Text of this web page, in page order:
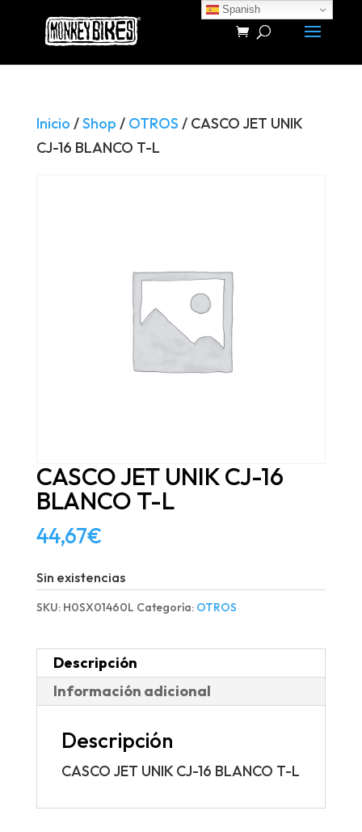
Búsqueda
productos
Inicio /Shop / OTROS / CASCO JET UNIK
CJ-16 BLANCO T-L
CASCO JET UNIK CJ-16
BLANCO T-L
44,67€
Sin existencias
SKU: H0SX01460L Categoría: OTROS
Descripción
Información adicional
Descripción
CASCO JET UNIK CJ-16 BLANCO T-L
Spanish